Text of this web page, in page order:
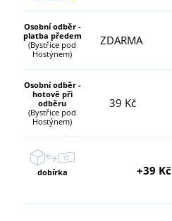
Osobní odběr -
platba předem
(Bystřice pod
Hostýnem)
ZDARMA
Osobní odběr -
hotově při
odběru
(Bystřice pod
Hostýnem)
39 Kč
dobírka +39 Kč